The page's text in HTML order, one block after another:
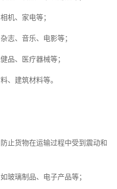
机、家电等；
志、音乐、电影等；
品、医疗器械等；
、建筑材料等。
止货物在运输过程中受到震动和
玻璃制品、电子产品等；